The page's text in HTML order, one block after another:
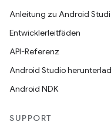
Anleitung zu Android
Entwicklerleitfäden
API-Referenz
Android Studio
Android NDK
SUPPORT